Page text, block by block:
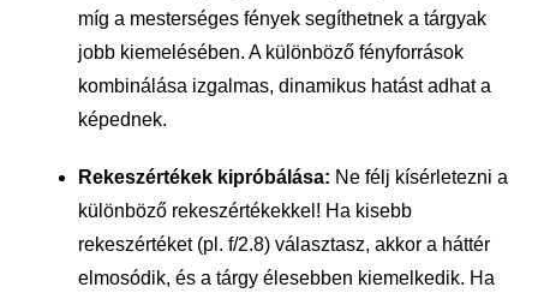
míg a mesterséges fények segíthetnek a tárgyak
jobb kiemelésében. A különböző fényforrások
kombinálása izgalmas, dinamikus hatást adhat a
képednek.
Rekeszértékek kipróbálása: Ne félj kísérletezni a
különböző rekeszértékekkel! Ha kisebb
rekeszértéket (pl. f/2.8) választasz, akkor a háttér
elmosódik, és a tárgy élesebben kiemelkedik. Ha